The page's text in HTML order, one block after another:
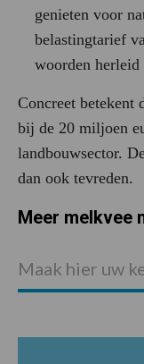
genieten voor
belastingtarief
woorden herleid
Concreet betekent
bij de 20 miljoen
landbouwsector.
dan ook tevreden.
Meer melkvee
Maak hier uw